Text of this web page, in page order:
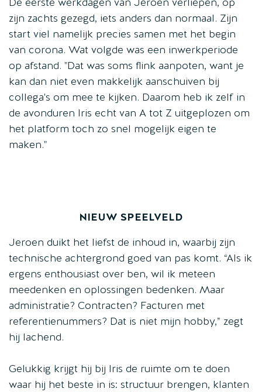
zijn zachts gezegd, iets anders dan normaal. Zijn
start viel namelijk precies samen met het begin
van corona. Wat volgde was een inwerkperiode
op afstand. "Dat was soms flink aanpoten, want je
kan dan niet even makkelijk aanschuiven bij
collega's om mee te kijken. Daarom heb ik zelf in
de avonduren Iris echt van A tot Z uitgeplozen om
het platform toch zo snel mogelijk eigen te
maken."
NIEUW SPEELVELD
Jeroen duikt het liefst de inhoud in, waarbij zijn
technische achtergrond goed van pas komt. “Als ik
ergens enthousiast over ben, wil ik meteen
meedenken en oplossingen bedenken. Maar
administratie? Contracten? Facturen met
referentienummers? Dat is niet mijn hobby,” zegt
hij lachend.
Gelukkig krijgt hij bij Iris de ruimte om te doen
waar hij het beste in is: structuur brengen, klanten